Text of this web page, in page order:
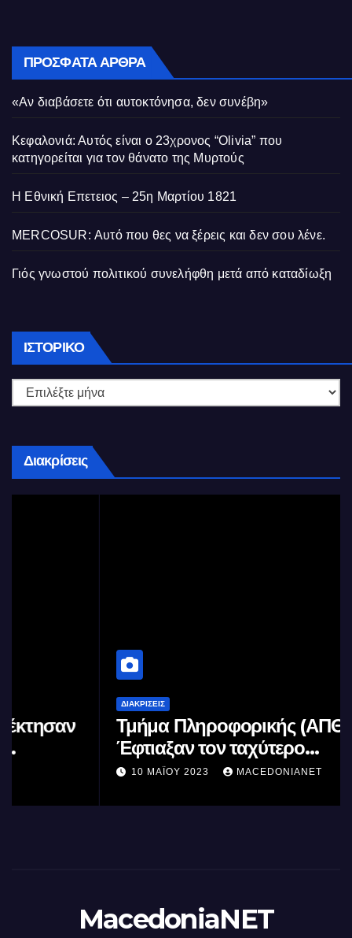
ΠΡΌΣΦΑΤΑ ΆΡΘΡΑ
«Αν διαβάσετε ότι αυτοκτόνησα, δεν συνέβη»
Κεφαλονιά: Αυτός είναι ο 23χρονος “Olivia” που
κατηγορείται για τον θάνατο της Μυρτούς
Η Εθνική Επετειος – 25η Μαρτίου 1821
MERCOSUR: Αυτό που θες να ξέρεις και δεν σου λένε.
Γιός γνωστού πολιτικού συνελήφθη μετά από καταδίωξη
ΙΣΤΟΡΙΚΌ Ιστορικό
Διακρίσεις
Τμήμα Πληροφορικής (ΑΠΘ) :
Έφτιαξαν τον ταχύτερο
επεξεργαστή AI στον κόσμο με τη
10 ΜΑΪ́ΟΥ 2023 MACEDONIANET
MacedoniaNET